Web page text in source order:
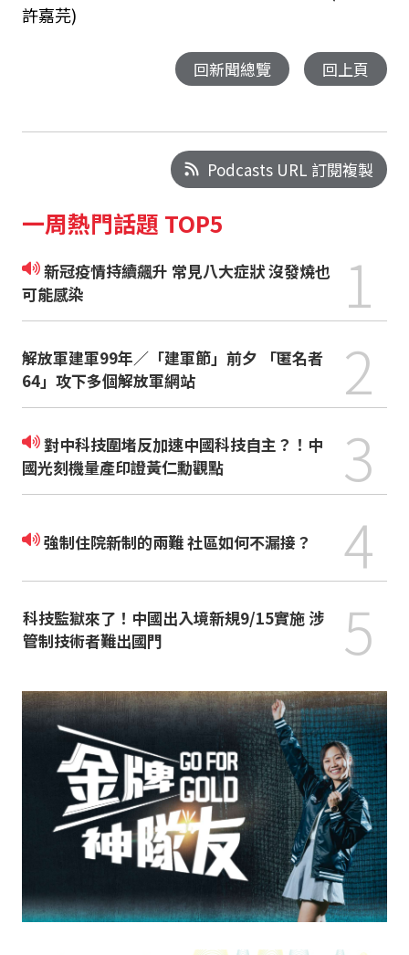
許嘉芫)
回新聞總覽 回上頁
Podcasts URL 訂閱複製
一周熱門話題 TOP5
新冠疫情持續飆升 常見八大症狀 沒發燒也
可能感染
1
解放軍建軍99年／「建軍節」前夕 「匿名者
64」攻下多個解放軍網站
2
對中科技圍堵反加速中國科技自主？！中
國光刻機量產印證黃仁勳觀點
3
強制住院新制的兩難 社區如何不漏接？ 4
科技監獄來了！中國出入境新規9/15實施 涉
管制技術者難出國門
5